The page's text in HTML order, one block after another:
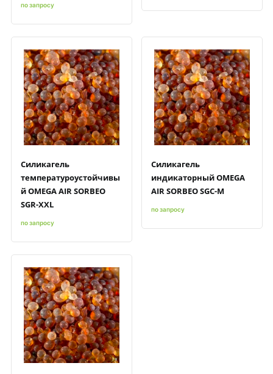
по запросу
Быстрый просмотрДобавить к сравнению
Добавить в избранное
Силикагель
температуроустойчивы
й OMEGA AIR SORBEO
SGR-XXL
по запросу
Быстрый просмотрДобавить к сравнению
Добавить в избранное
Силикагель
индикаторный OMEGA
AIR SORBEO SGC-M
по запросу
Быстрый просмотрДобавить к сравнению
Добавить в избранное